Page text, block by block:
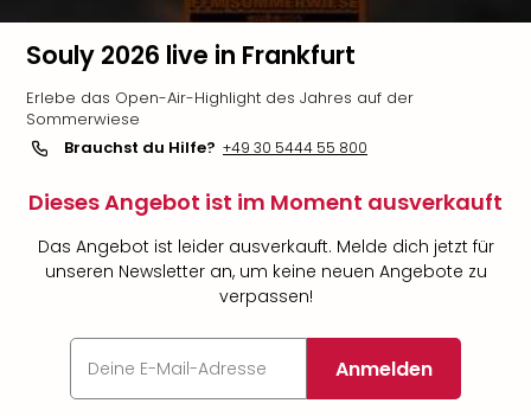
Souly 2026 live in Frankfurt
Erlebe das Open-Air-Highlight des Jahres auf der
Sommerwiese
Brauchst du Hilfe? +49 30 5444 55 800
Dieses Angebot ist im Moment ausverkauft
Das Angebot ist leider ausverkauft. Melde dich jetzt für
unseren Newsletter an, um keine neuen Angebote zu
verpassen!
Anmelden